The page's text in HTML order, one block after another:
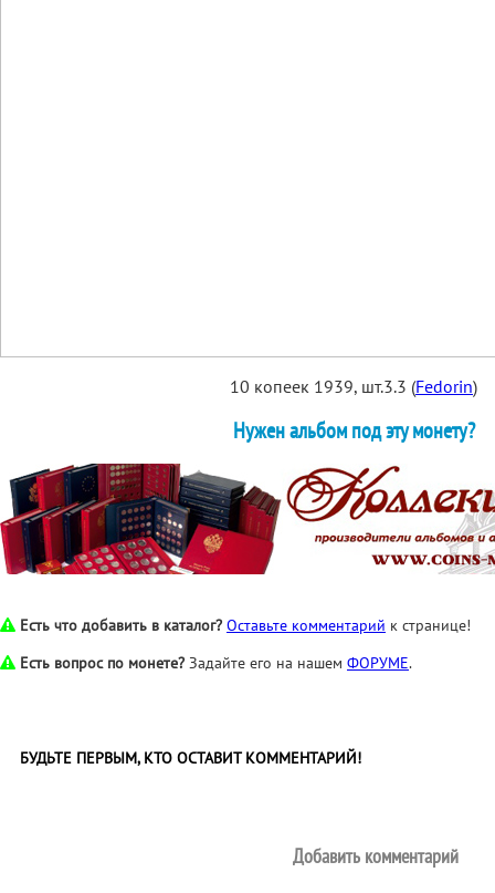
10 копеек 1939, шт.3.3 (Fedorin)
Нужен альбом под эту монету?
Есть что добавить в каталог? Оставьте комментарий к странице!
Есть вопрос по монете? Задайте его на нашем ФОРУМЕ.
БУДЬТЕ ПЕРВЫМ, КТО ОСТАВИТ КОММЕНТАРИЙ!
Добавить комментарий